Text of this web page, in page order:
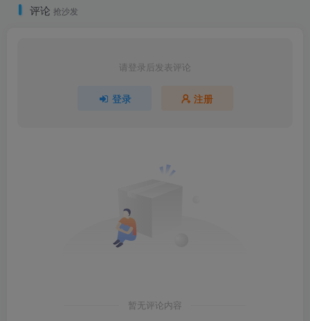
评论 抢沙发
请登录后发表评论
登录 注册
暂无评论内容